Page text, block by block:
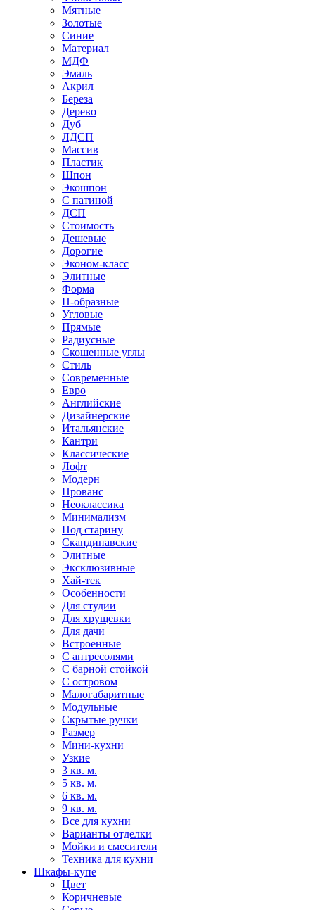
Мятные
Золотые
Синие
Материал
МДФ
Эмаль
Акрил
Береза
Дерево
Дуб
ЛДСП
Массив
Пластик
Шпон
Экошпон
С патиной
ДСП
Стоимость
Дешевые
Дорогие
Эконом-класс
Элитные
Форма
П-образные
Угловые
Прямые
Радиусные
Скошенные углы
Стиль
Современные
Евро
Английские
Дизайнерские
Итальянские
Кантри
Классические
Лофт
Модерн
Прованс
Неоклассика
Минимализм
Под старину
Скандинавские
Элитные
Эксклюзивные
Хай-тек
Особенности
Для студии
Для хрущевки
Для дачи
Встроенные
С антресолями
С барной стойкой
С островом
Малогабаритные
Модульные
Скрытые ручки
Размер
Мини-кухни
Узкие
3 кв. м.
5 кв. м.
6 кв. м.
9 кв. м.
Все для кухни
Варианты отделки
Мойки и смесители
Техника для кухни
Шкафы-купе
Цвет
Коричневые